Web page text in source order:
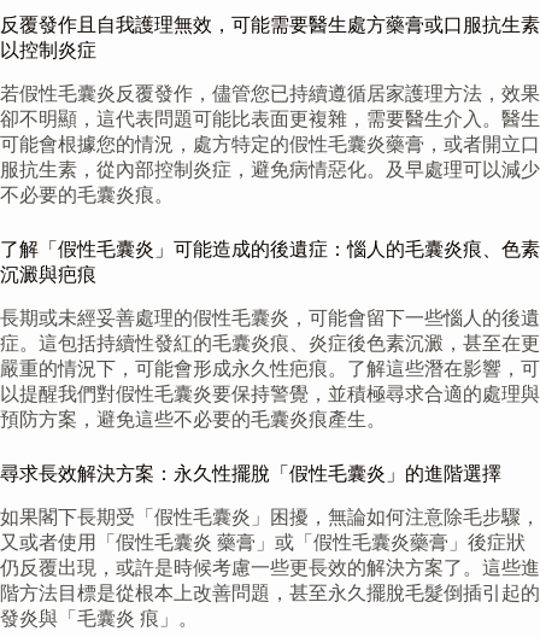
反覆發作且自我護理無效，可能需要醫生處方藥膏或口服抗生素
以控制炎症
若假性毛囊炎反覆發作，儘管您已持續遵循居家護理方法，效果
卻不明顯，這代表問題可能比表面更複雜，需要醫生介入。醫生
可能會根據您的情況，處方特定的假性毛囊炎藥膏，或者開立口
服抗生素，從內部控制炎症，避免病情惡化。及早處理可以減少
不必要的毛囊炎痕。
了解「假性毛囊炎」可能造成的後遺症：惱人的毛囊炎痕、色素
沉澱與疤痕
長期或未經妥善處理的假性毛囊炎，可能會留下一些惱人的後遺
症。這包括持續性發紅的毛囊炎痕、炎症後色素沉澱，甚至在更
嚴重的情況下，可能會形成永久性疤痕。了解這些潛在影響，可
以提醒我們對假性毛囊炎要保持警覺，並積極尋求合適的處理與
預防方案，避免這些不必要的毛囊炎痕產生。
尋求長效解決方案：永久性擺脫「假性毛囊炎」的進階選擇
如果閣下長期受「假性毛囊炎」困擾，無論如何注意除毛步驟，
又或者使用「假性毛囊炎 藥膏」或「假性毛囊炎藥膏」後症狀
仍反覆出現，或許是時候考慮一些更長效的解決方案了。這些進
階方法目標是從根本上改善問題，甚至永久擺脫毛髮倒插引起的
發炎與「毛囊炎 痕」。